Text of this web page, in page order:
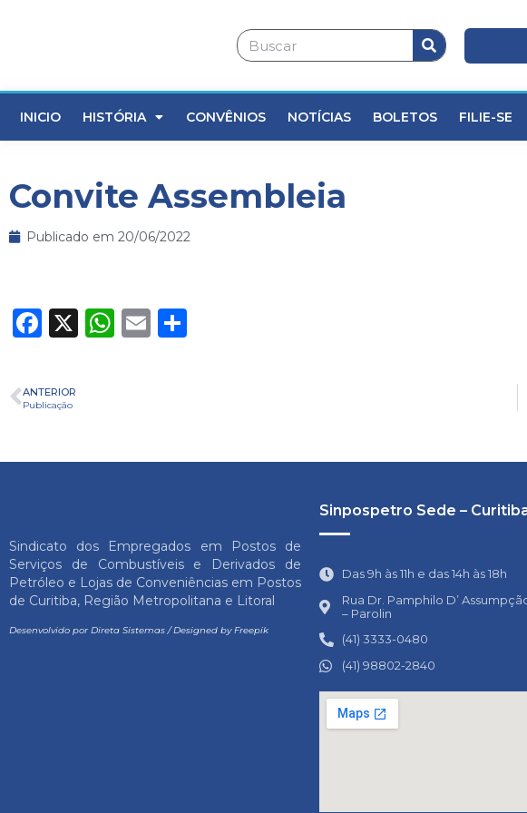
INICIO HISTÓRIA CONVÊNIOS NOTÍCIAS BOLETOS FILIE-SE
Convite Assembleia
Publicado em 20/06/2022
Facebook
X WhatsApp
Email
ANTERIOR
Publicação
Sindicato dos Empregados em Postos de
Serviços de Combustíveis e Derivados de
Petróleo e Lojas de Conveniências em Postos
de Curitiba, Região Metropolitana e Litoral
Desenvolvido por Direta Sistemas/Designed by Freepik
Sinpospetro Sede –
Das 9h às 11h e das 14h às 18h
Rua Dr. Pamphilo D’
– Parolin
(41) 3333-0480
(41) 98802-2840